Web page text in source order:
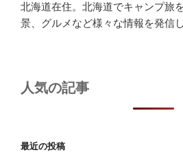
北海道在住。北海道でキャンプ旅
景、グルメなど様々な情報を発信
人気の記事
最近の投稿